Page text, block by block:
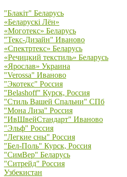
"Блакiт" Беларусь
«Беларускi Лён»
«Моготекс» Беларусь
"Текс-Дизайн" Иваново
«Спектртекс» Беларусь
«Речицкий текстиль» Беларусь
«Ярослав» Украина
"Verossa" Иваново
"Экотекс" Россия
"Belashoff" Курск, Россия
"Стиль Вашей Спальни" СПб
"Мона Лиза" Россия
"ИвШвейСтандарт" Иваново
"Эльф" Россия
"Легкие сны" Россия
"Бел-Поль" Курск, Россия
"СимВер" Беларусь
"Ситрейд" Россия
Узбекистан